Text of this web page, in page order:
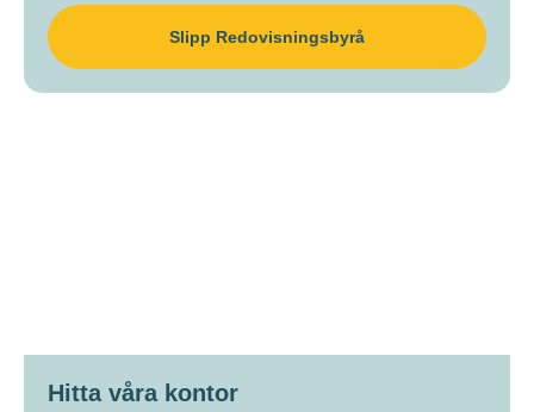
Slipp Redovisningsbyrå
Hitta våra kontor